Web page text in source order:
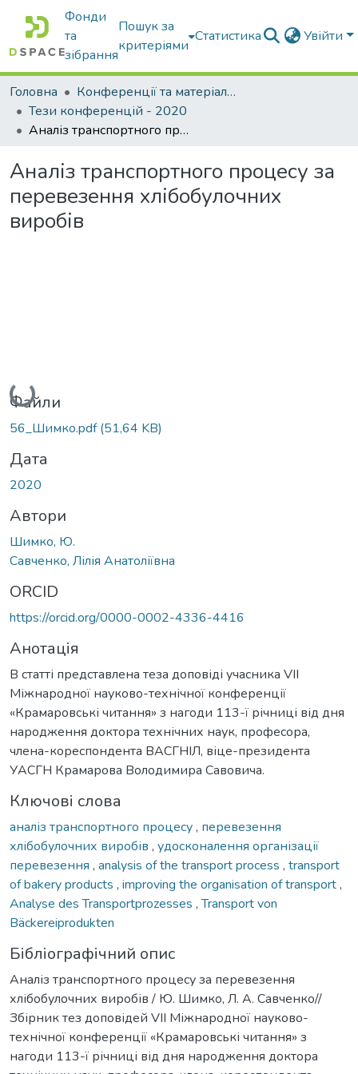
Фонди
та
зібрання
Пошук за
критеріями
Статистика Увійти
Головна
Конференції та матеріали конференцій
Тези конференцій - 2020
Аналіз транспортного процесу за перевезення хлібобулочних виробів
Аналіз транспортного процесу за
перевезення хлібобулочних
виробів
Вантажиться...
Файли
56_Шимко.pdf(51,64 KB)
Дата
2020
Автори
Шимко, Ю.
Савченко, Лілія Анатоліївна
ORCID
https://orcid.org/0000-0002-4336-4416
Анотація
В статті представлена теза доповіді учасника VIІ
Міжнародної науково-технічної конференції
«Крамаровські читання» з нагоди 113-ї річниці від дня
народження доктора технічних наук, професора,
члена-кореспондента ВАСГНІЛ, віце-президента
УАСГН Крамарова Володимира Савовича.
Ключові слова
аналіз транспортного процесу, перевезення
хлібобулочних виробів , удосконалення організації
перевезення , analysis of the transport process , transport
of bakery products , improving the organisation of transport,
Analyse des Transportprozesses ,Transport von
Bäckereiprodukten
Бібліографічний опис
Аналіз транспортного процесу за перевезення
хлібобулочних виробів / Ю. Шимко, Л. А. Савченко//
Збірник тез доповідей VIІ Міжнародної науково-
технічної конференції «Крамаровські читання» з
нагоди 113-ї річниці від дня народження доктора